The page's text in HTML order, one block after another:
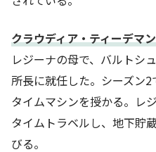
クラウディア・ティーデマ
レジーナの母で、バルトシ
所長に就任した。シーズン2
タイムマシンを授かる。レ
タイムトラベルし、地下貯
びる。